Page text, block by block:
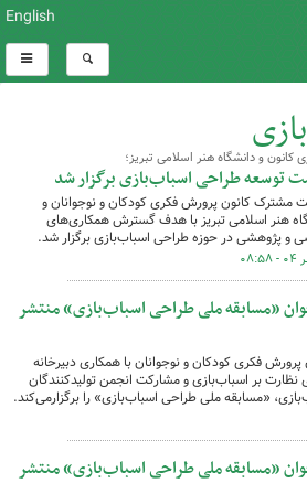
English
کانون و دانشگاه هنر اسلامی تبریز؛
توسعه طراحی اسباب‌بازی برگزار شد
کانون پرورش فکری کودکان و نوجوانان و
هنر اسلامی تبریز با هدف گسترش همکاری‌های
و پژوهشی در حوزه طراحی اسباب‌بازی برگزار شد.
«مسابقه ملی طراحی اسباب‌بازی» منتشر
پرورش فکری کودکان و نوجوانان با همکاری دبیرخانه
نظارت بر اسباب‌بازی و مشارکت انجمن تولیدکنندگان
«مسابقه ملی طراحی اسباب‌بازی» را برگزارمی‌کند.
«مسابقه ملی طراحی اسباب‌بازی» منتشر